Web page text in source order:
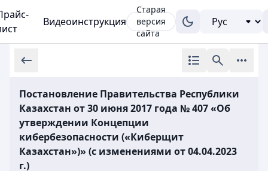
Видеоинструкция
Старая
версия
сайта
Постановление Правительства Республики
Казахстан от 30 июня 2017 года № 407 «Об
утверждении Концепции
кибербезопасности («Киберщит
Казахстан»)» (с изменениями от 04.04.2023
г.)